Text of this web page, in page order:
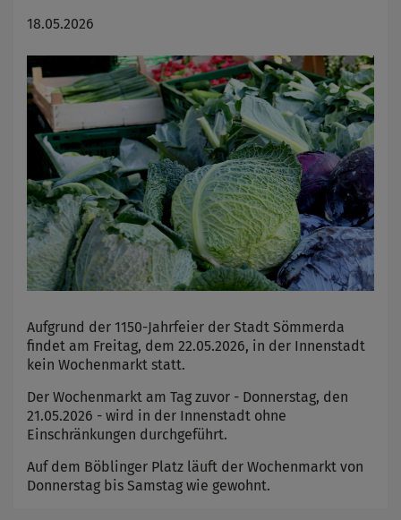
18.05.2026
Aufgrund der 1150-Jahrfeier der Stadt Sömmerda
findet am Freitag, dem 22.05.2026, in der Innenstadt
kein Wochenmarkt statt.
Der Wochenmarkt am Tag zuvor - Donnerstag, den
21.05.2026 - wird in der Innenstadt ohne
Einschränkungen durchgeführt.
Auf dem Böblinger Platz läuft der Wochenmarkt von
Donnerstag bis Samstag wie gewohnt.